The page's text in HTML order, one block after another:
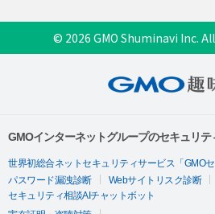
© 2026 GMO Shuminavi Inc.